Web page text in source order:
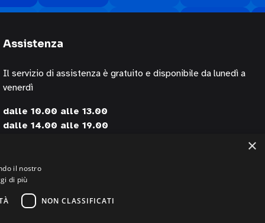
Assistenza
Il servizio di assistenza è gratuito e disponibile da lunedì a
venerdì
dalle 10.00 alle 13.00
dalle 14.00 alle 19.00
+39 02 30076303
×
il nostro
di più
NON CLASSIFICATI